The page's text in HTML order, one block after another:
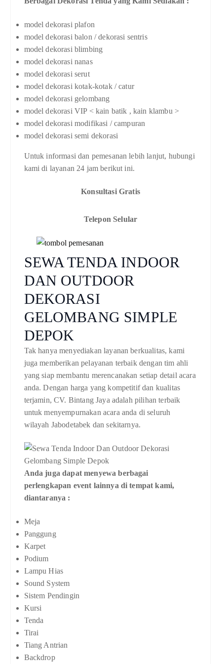
model dekorasi plafon
model dekorasi balon / dekorasi sentris
model dekorasi blimbing
model dekorasi nanas
model dekorasi serut
model dekorasi kotak-kotak / catur
model dekorasi gelombang
model dekorasi VIP < kain batik , kain klambu >
model dekorasi modifikasi / campuran
model dekorasi semi dekorasi
Untuk informasi dan pemesanan lebih lanjut, hubungi
kami di layanan 24 jam berikut ini.
Konsultasi Gratis
Telepon Selular
SEWA TENDA INDOOR
DAN OUTDOOR
DEKORASI
GELOMBANG SIMPLE
DEPOK
Tak hanya menyediakan layanan berkualitas, kami
juga memberikan pelayanan terbaik dengan tim ahli
yang siap membantu merencanakan setiap detail acara
anda. Dengan harga yang kompetitif dan kualitas
terjamin, CV. Bintang Jaya adalah pilihan terbaik
untuk menyempurnakan acara anda di seluruh
wilayah Jabodetabek dan sekitarnya.
Anda juga dapat menyewa berbagai
perlengkapan event lainnya di tempat kami,
diantaranya :
Meja
Panggung
Karpet
Podium
Lampu Hias
Sound System
Sistem Pendingin
Kursi
Tenda
Tirai
Tiang Antrian
Backdrop